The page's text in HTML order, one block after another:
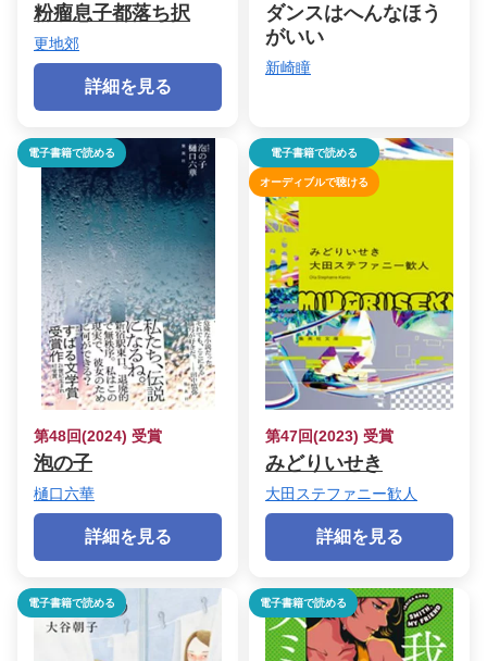
粉瘤息子都落ち択
更地郊
詳細を見る
ダンスはへんなほう
がいい
新崎瞳
電子書籍で読める
第48回(2024) 受賞
泡の子
樋口六華
詳細を見る
電子書籍で読める
オーディブルで聴ける
第47回(2023) 受賞
みどりいせき
大田ステファニー歓人
詳細を見る
電子書籍で読める 電子書籍で読める